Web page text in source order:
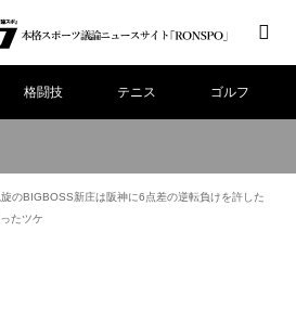
格闘技 テニス ゴルフ
のBIGBOSS新庄は阪神に6点差の逆転負けを許した
たツケ